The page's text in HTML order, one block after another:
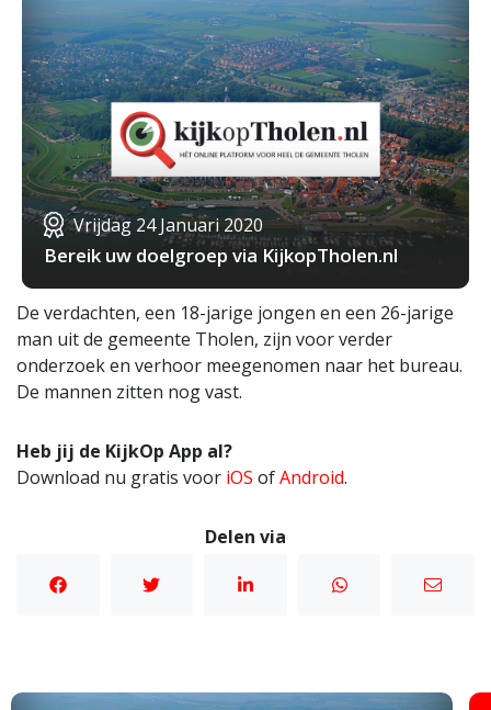
Vrijdag 24 Januari 2020
Bereik uw doelgroep via KijkopTholen.nl
De verdachten, een 18-jarige jongen en een 26-jarige
man uit de gemeente Tholen, zijn voor verder
onderzoek en verhoor meegenomen naar het bureau.
De mannen zitten nog vast.
Heb jij de KijkOp App al?
Download nu gratis voor iOS ofAndroid.
Delen via